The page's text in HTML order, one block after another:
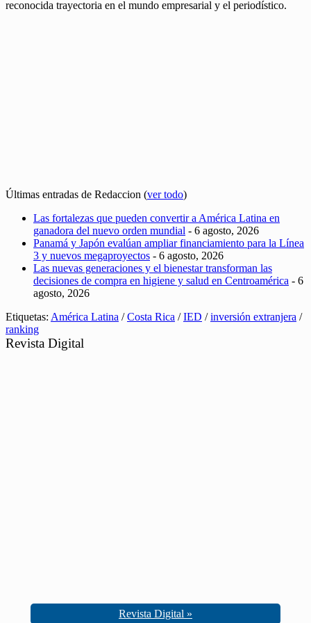
reconocida trayectoria en el mundo empresarial y el periodístico.
Últimas entradas de Redaccion (ver todo)
Las fortalezas que pueden convertir a América Latina en
ganadora del nuevo orden mundial - 6 agosto, 2026
Panamá y Japón evalúan ampliar financiamiento para la Línea
3 y nuevos megaproyectos - 6 agosto, 2026
Las nuevas generaciones y el bienestar transforman las
decisiones de compra en higiene y salud en Centroamérica - 6
agosto, 2026
Etiquetas: América Latina /Costa Rica /IED /inversión extranjera /
ranking
Revista Digital
Revista Digital »